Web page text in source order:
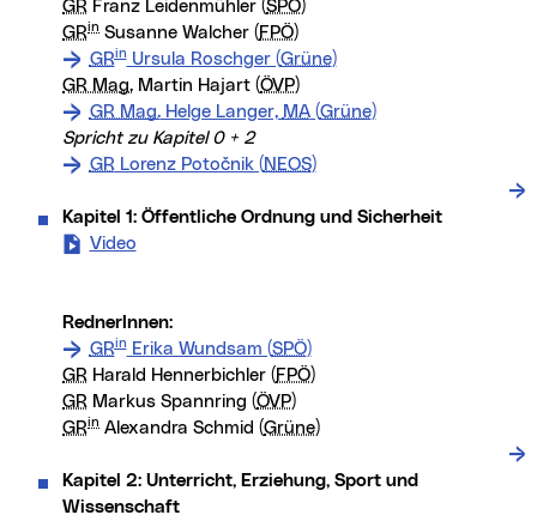
GR Franz Leidenmühler (SPÖ)
GRin Susanne Walcher ( FPÖ)
GRinUrsula Roschger (Grüne)
GR Mag. Martin Hajart (ÖVP)
GR Mag.Helge Langer, MA(Grüne)
Spricht zu Kapitel 0 + 2
GR Lorenz Potočnik ( NEOS)
Kapitel 1: Öffentliche Ordnung und Sicherheit
Video
RednerInnen:
GRinErika Wundsam (SPÖ)
GR Harald Hennerbichler ( FPÖ)
GR Markus Spannring (ÖVP)
GRin Alexandra Schmid (Grüne)
Kapitel 2: Unterricht, Erziehung, Sport und
Wissenschaft